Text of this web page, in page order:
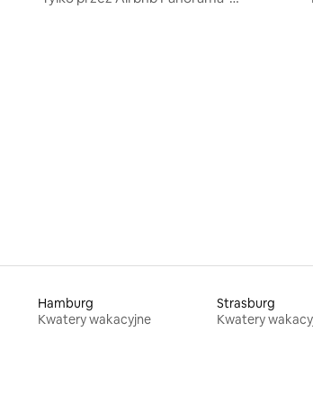
Hamburg
Kwatery wakacyjne
Strasburg
Kwatery